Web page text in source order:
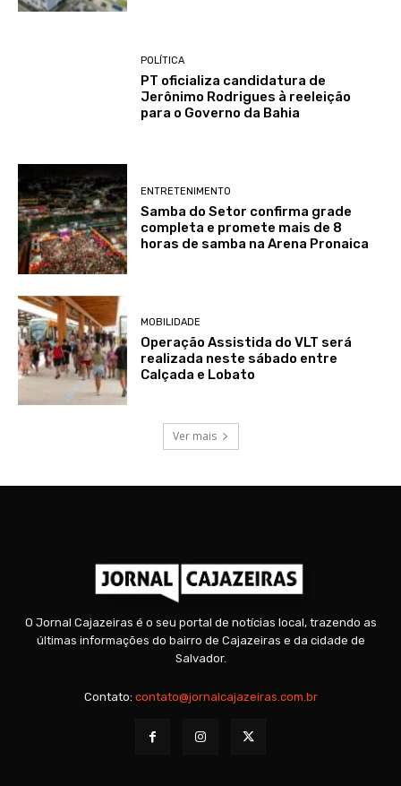
POLÍTICA
PT oficializa candidatura de
Jerônimo Rodrigues à reeleição
para o Governo da Bahia
ENTRETENIMENTO
Samba do Setor confirma grade
completa e promete mais de 8
horas de samba na Arena Pronaica
MOBILIDADE
Operação Assistida do VLT será
realizada neste sábado entre
Calçada e Lobato
Ver mais
O Jornal Cajazeiras é o seu portal de notícias local, trazendo as
últimas informações do bairro de Cajazeiras e da cidade de
Salvador.
Contato: contato@jornalcajazeiras.com.br